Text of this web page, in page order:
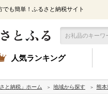
でも簡単！ふるさと納税サイト
人気ランキング
さと納税」ホーム 地域から探す 熊本